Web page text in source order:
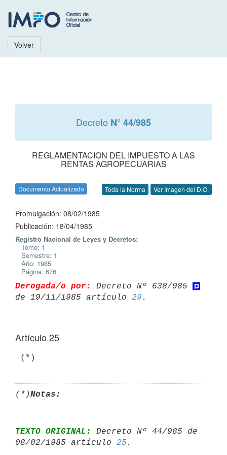
Volver
Decreto N° 44/985
REGLAMENTACION DEL IMPUESTO A LAS
RENTAS AGROPECUARIAS
Documento Actualizado Toda la Norma Ver Imagen del D.O.
Promulgación: 08/02/1985
Publicación: 18/04/1985
Registro Nacional de Leyes y Decretos:
Tomo: 1
Semestre: 1
Año: 1985
Página: 676
Derogada/o por:
Decreto Nº 638/985
de 19/11/1985 artículo 29
Artículo 25
(*)Notas:
TEXTO ORIGINAL:
Decreto Nº 44/985 de
08/02/1985 artículo 25